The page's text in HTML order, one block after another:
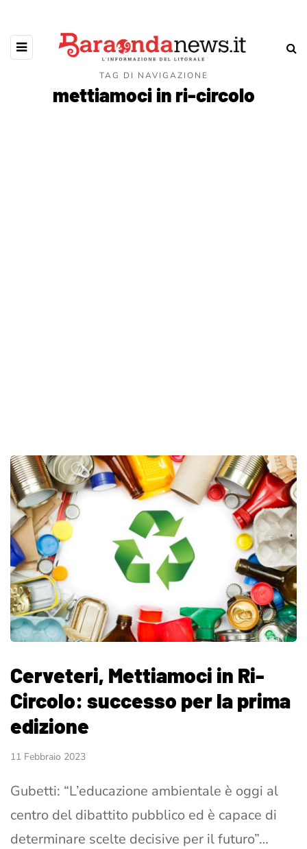
TAG DI NAVIGAZIONE
mettiamoci in ri-circolo
Cerveteri, Mettiamoci in Ri-
Circolo: successo per la prima
edizione
11 Febbraio 2023
Gubetti: “L’educazione ambientale è oggi al
centro del dibattito pubblico ed è capace di
determinare scelte decisive per il futuro”…